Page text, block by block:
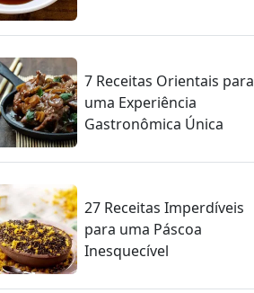
7 Receitas Orientais para
uma Experiência
Gastronômica Única
27 Receitas Imperdíveis
para uma Páscoa
Inesquecível